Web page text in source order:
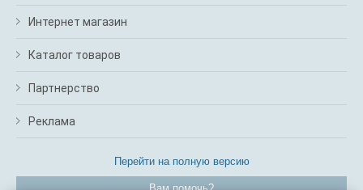
Интернет магазин
Каталог товаров
Партнерство
Реклама
Перейти на полную версию